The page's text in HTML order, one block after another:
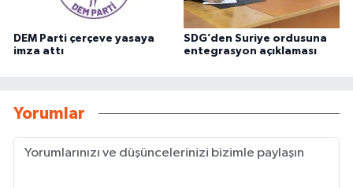
DEM Parti çerçeve yasaya
imza attı
SDG’den Suriye ordusuna
entegrasyon açıklaması
Yorumlar